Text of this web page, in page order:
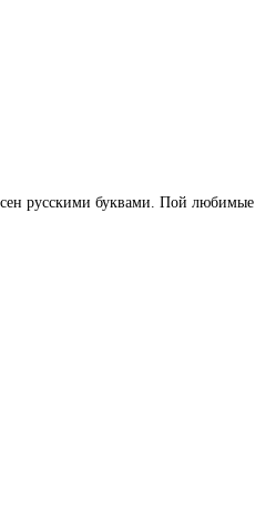
русскими буквами. Пой любимые